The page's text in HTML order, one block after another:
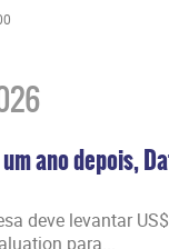
ano depois,
deve levantar
para...